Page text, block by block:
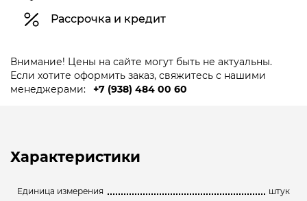
Рассрочка и кредит
Внимание! Цены на сайте могут быть не актуальны.
Если хотите оформить заказ, свяжитесь с нашими
менеджерами:
+7 (938) 484 00 60
Характеристики
Единица измерения штук